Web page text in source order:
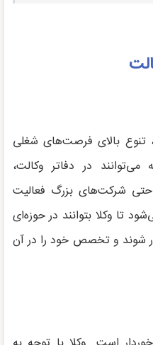
تنوع بالای فرصت‌های شغلی
در دفاتر وکالت،
حتی شرکت‌های بزرگ فعالیت
تا وکلا بتوانند در حوزه‌ای
شوند و تخصص خود را در آن